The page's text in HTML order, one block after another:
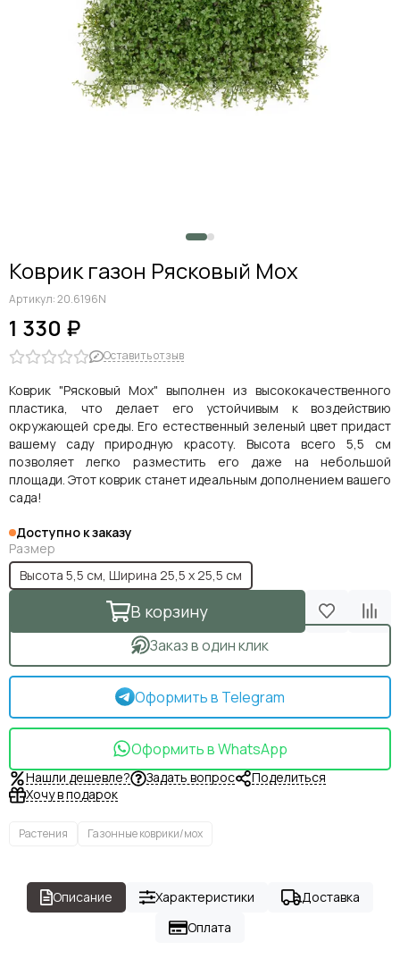
Коврик газон Рясковый Мох
Артикул:20.6196N
1 330 ₽
Оставить отзыв
Коврик "Рясковый Мох" выполнен из высококачественного
пластика, что делает его устойчивым к воздействию
окружающей среды. Его естественный зеленый цвет придаст
вашему саду природную красоту. Высота всего 5,5 см
позволяет легко разместить его даже на небольшой
площади. Этот коврик станет идеальным дополнением вашего
сада!
Доступно к заказу
Размер
Высота 5,5 см, Ширина 25,5 х 25,5 см
В корзину
Заказ в один клик
Оформить в Telegram
Оформить в WhatsApp
Нашли дешевле? Задать вопрос
Поделиться
Хочу в подарок
Растения Газонные коврики/мох
Описание Характеристики
Доставка
Оплата